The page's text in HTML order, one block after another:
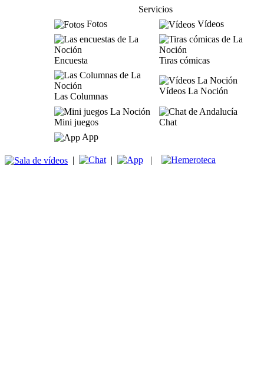
Servicios
Fotos
Vídeos
Encuesta Tiras cómicas
Las Columnas
Vídeos La Noción
Mini juegos
Chat
App
| | |